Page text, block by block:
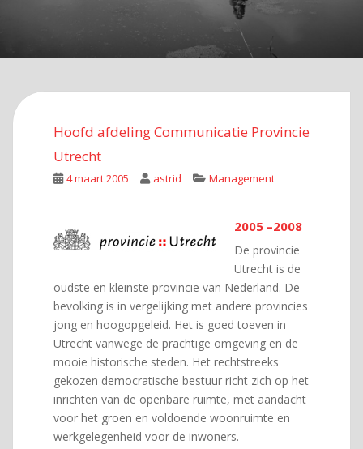
Hoofd afdeling Communicatie Provincie
Utrecht
4 maart 2005 astrid Management
2005 –2008
De provincie
Utrecht is de
oudste en kleinste provincie van Nederland. De
bevolking is in vergelijking met andere provincies
jong en hoogopgeleid. Het is goed toeven in
Utrecht vanwege de prachtige omgeving en de
mooie historische steden. Het rechtstreeks
gekozen democratische bestuur richt zich op het
inrichten van de openbare ruimte, met aandacht
voor het groen en voldoende woonruimte en
werkgelegenheid voor de inwoners.